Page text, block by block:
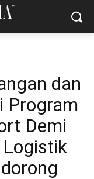
dan
Program
Demi